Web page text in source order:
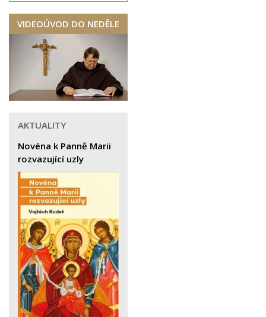
VIDEOÚVOD DO NEDĚLE
AKTUALITY
Novéna k Panně Marii
rozvazující uzly